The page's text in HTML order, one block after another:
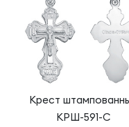
Крест
КРШ-591-С